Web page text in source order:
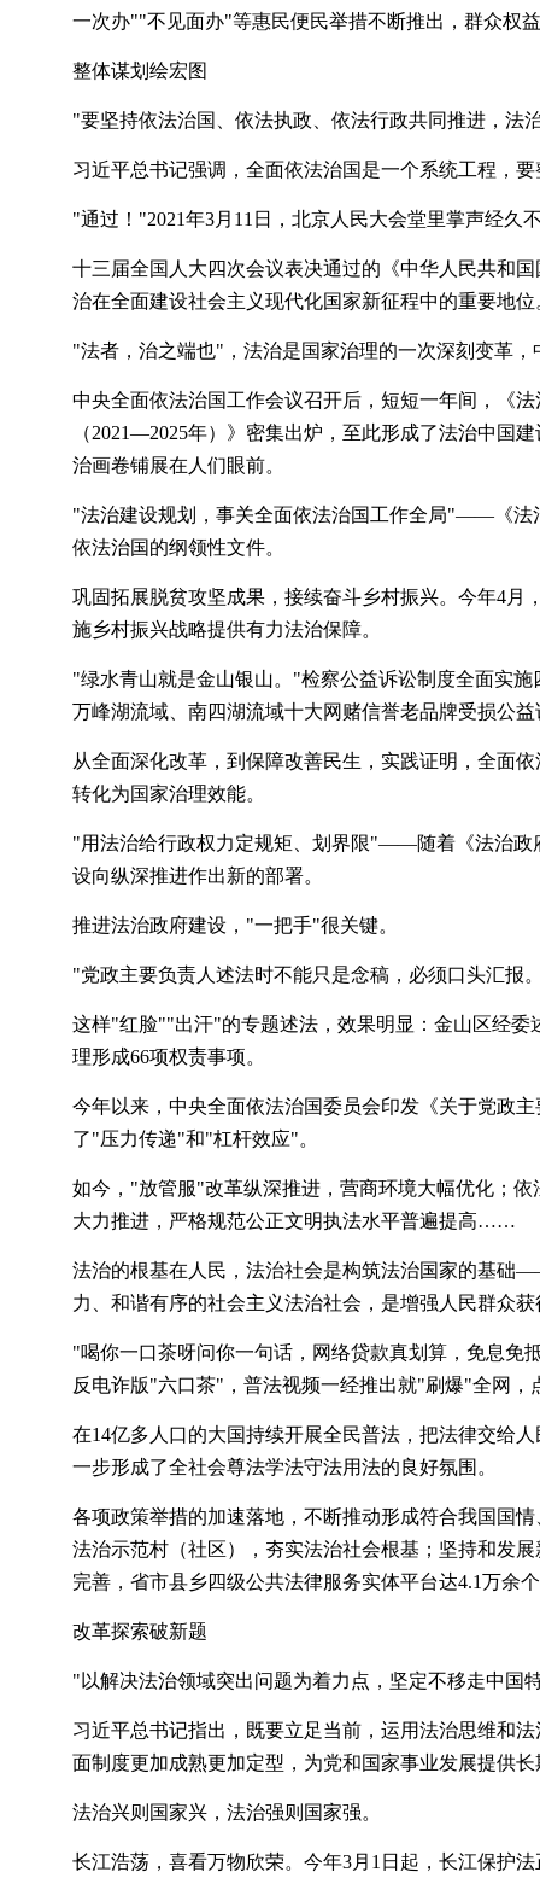
一次办""不见面办"等惠民便民举措不断推出，群众
整体谋划绘宏图
"要坚持依法治国、依法执政、依法行政共同推进，法
习近平总书记强调，全面依法治国是一个系统工程，
"通过！"2021年3月11日，北京人民大会堂里掌声经久
十三届全国人大四次会议表决通过的《中华人民共和
治在全面建设社会主义现代化国家新征程中的重要地位
"法者，治之端也"，法治是国家治理的一次深刻变革
中央全面依法治国工作会议召开后，短短一年间，《
（2021—2025年）》密集出炉，至此形成了法治中国
治画卷铺展在人们眼前。
"法治建设规划，事关全面依法治国工作全局"——《法
依法治国的纲领性文件。
巩固拓展脱贫攻坚成果 ，接续奋斗乡村振兴。今年4月
施乡村振兴战略提供有力法治保障。
"绿水青山就是金山银山。"检察公益诉讼制度全面实
万峰湖流域、南四湖流域十大网赌信誉老品牌受损公
从全面深化改革，到保障改善民生，实践证明，全面
转化为国家治理效能。
"用法治给行政权力定规矩、划界限"——随着《法治政
设向纵深推进作出新的部署。
推进法治政府建设， "一把手"很关键。
"党政主要负责人述法时不能只是念稿，必须口头汇报
这样"红脸""出汗"的专题述法，效果明显：金山区经委
理形成66项权责事项。
今年以来，中央全面依法治国委员会印发《关于党政
了"压力传递"和"杠杆效应"。
如今， "放管服"改革纵深推进，营商环境大幅优化；
大力推进，严格规范公正文明执法水平普遍提高……
法治的根基在人民，法治社会是构筑法治国家的基础
力、和谐有序的社会主义法治社会，是增强人民群众
"喝你一口茶呀问你一句话，网络贷款真划算，免息
反电诈版"六口茶"，普法视频一经推出就"刷爆"全网，
在14亿多人口的大国持续开展全民普法，把法律交给
一步形成了全社会尊法学法守法用法的良好氛围。
各项政策举措的加速落地，不断推动形成符合我国国
法治示范村（社区），夯实法治社会根基；坚持和发
完善，省市县乡四级公共法律服务实体平台达4.1万
改革探索破新题
"以解决法治领域突出问题为着力点，坚定不移走中国
习近平总书记指出，既要立足当前，运用法治思维和
面制度更加成熟更加定型，为党和国家事业发展提供
法治兴则国家兴，法治强则国家强。
长江浩荡，喜看万物欣荣。今年3月1日起，长江保护